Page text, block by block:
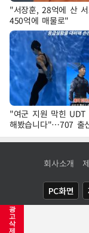
광
고
삭
제
"서장훈, 28억에 산
450억에 매물로"
"여군 지원 막힌 UDT
해봤습니다"…707 출
'완벽 소화'
회사소개
PC화면